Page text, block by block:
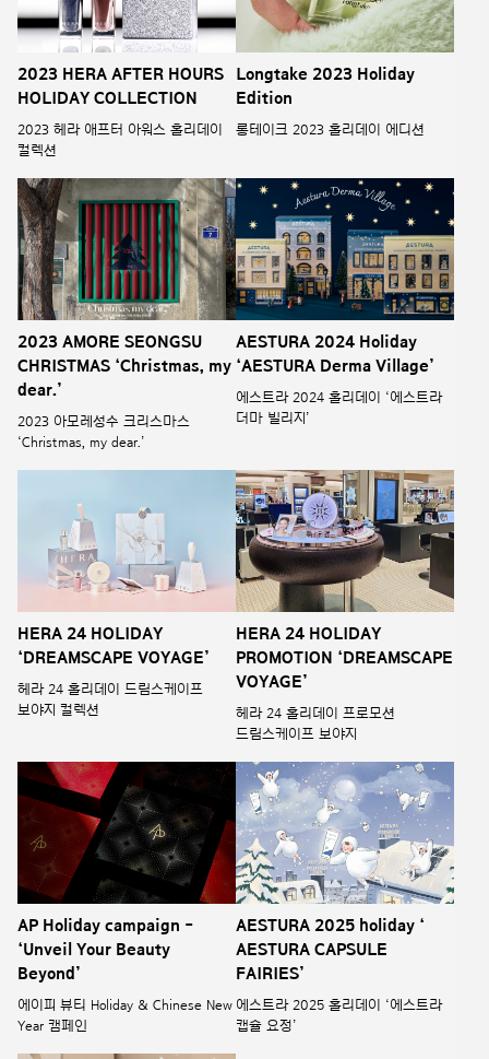
2023 HERA AFTER HOURS
HOLIDAY COLLECTION
2023 헤라 애프터 아워스 홀리데이
컬렉션
Longtake 2023 Holiday
Edition
롱테이크 2023 홀리데이 에디션
2023 AMORE SEONGSU
CHRISTMAS ‘Christmas, my
dear.’
2023 아모레성수 크리스마스
‘Christmas, my dear.’
AESTURA 2024 Holiday
‘AESTURA Derma Village’
에스트라 2024 홀리데이 ‘에스트라
더마 빌리지’
HERA 24 HOLIDAY
‘DREAMSCAPE VOYAGE’
헤라 24 홀리데이 드림스케이프
보야지 컬렉션
HERA 24 HOLIDAY
PROMOTION ‘DREAMSCAPE
VOYAGE’
헤라 24 홀리데이 프로모션
드림스케이프 보야지
AP Holiday campaign -
‘Unveil Your Beauty
Beyond’
에이피 뷰티 Holiday & Chinese New
Year 캠페인
AESTURA 2025 holiday ‘
AESTURA CAPSULE
FAIRIES’
에스트라 2025 홀리데이 ‘에스트라
캡슐 요정’